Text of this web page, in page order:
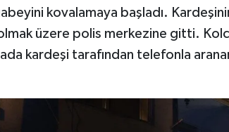
kovalamaya başladı.
üzere polis merkezine gitti.
kardeşi tarafından telefonla